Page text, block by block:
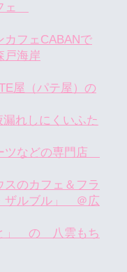
ェ
カフェCABANで
海岸
屋（パテ屋）の
れしにくいふた
ツなどの専門店
のカフェ＆フラ
ザルブル」 ＠広
」 の 八雲もち